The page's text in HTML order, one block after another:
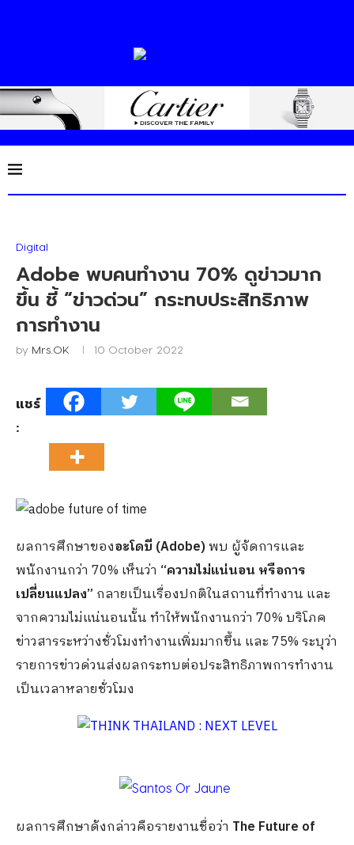
Digital
Adobe พบคนทำงาน 70% ดูข่าวมาก
ขึ้น ชี้ “ข่าวด่วน” กระทบประสิทธิภาพ
การทำงาน
by Mrs.OK 10 October 2022
แชร์
:
ผลการศึกษาของอะโดบี (Adobe)พบ ผู้จัดการและ
พนักงานกว่า 70% เห็นว่า “ความไม่แน่นอน หรือการ
เปลี่ยนแปลง” กลายเป็นเรื่องปกติในสถานที่ทำงาน และ
จากความไม่แน่นอนนั้น ทำให้พนักงานกว่า 70% บริโภค
ข่าวสารระหว่างชั่วโมงทำงานเพิ่มมากขึ้น และ 75% ระบุว่า
รายการข่าวด่วนส่งผลกระทบต่อประสิทธิภาพการทำงาน
เป็นเวลาหลายชั่วโมง
ผลการศึกษาดังกล่าวคือรายงานชื่อว่า The Future of